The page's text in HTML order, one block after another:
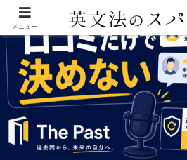
メニュー